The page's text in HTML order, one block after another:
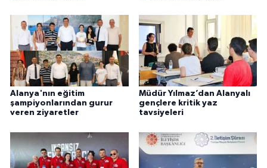
Alanya'nın eğitim
şampiyonlarından gurur
veren ziyaretler
Müdür Yılmaz’dan Alanyalı
gençlere kritik yaz
tavsiyeleri